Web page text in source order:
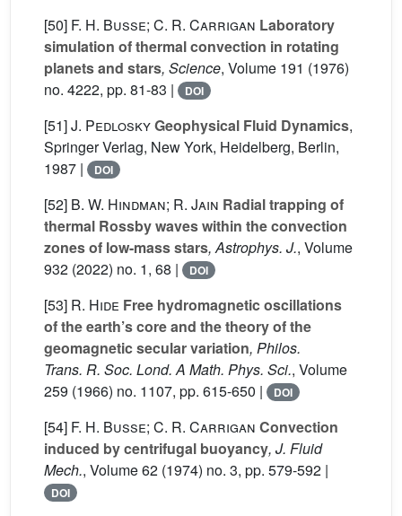
[50] F. H. Busse; C. R. Carrigan Laboratory
simulation of thermal convection in rotating
planets and stars, Science, Volume 191 (1976)
no. 4222, pp. 81-83 |
DOI
[51]J. PedloskyGeophysical Fluid Dynamics,
Springer Verlag, New York, Heidelberg, Berlin,
1987 |
DOI
[52] B. W. Hindman; R. Jain Radial trapping of
thermal Rossby waves within the convection
zones of low-mass stars, Astrophys. J., Volume
932 (2022) no. 1, 68 | DOI
[53] R. Hide Free hydromagnetic oscillations
of the earth’s core and the theory of the
geomagnetic secular variation, Philos.
Trans. R. Soc. Lond. A Math. Phys. Sci., Volume
259 (1966) no. 1107, pp. 615-650 | DOI
[54] F. H. Busse; C. R. Carrigan Convection
induced by centrifugal buoyancy, J. Fluid
Mech., Volume 62 (1974) no. 3, pp. 579-592 |
DOI